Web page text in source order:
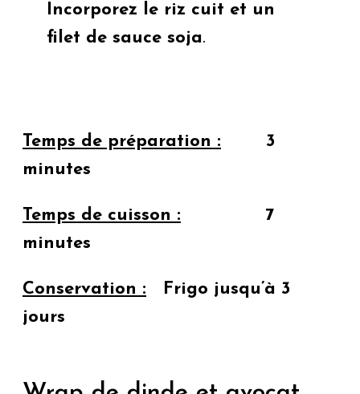
Incorporez le riz cuit et un
filet de sauce soja.
Temps de préparation : 3
minutes
Temps de cuisson : 7
minutes
Conservation : Frigo jusqu’à 3
jours